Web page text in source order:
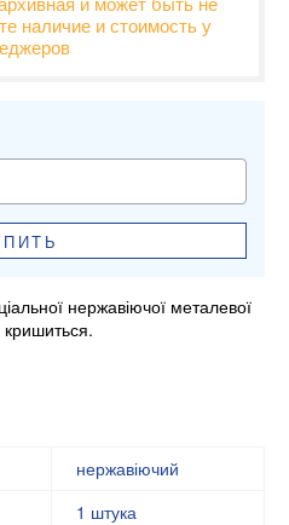
наличие и стоимость у
нержавіючої металевої
кришиться.
нержавіючий
1 штука